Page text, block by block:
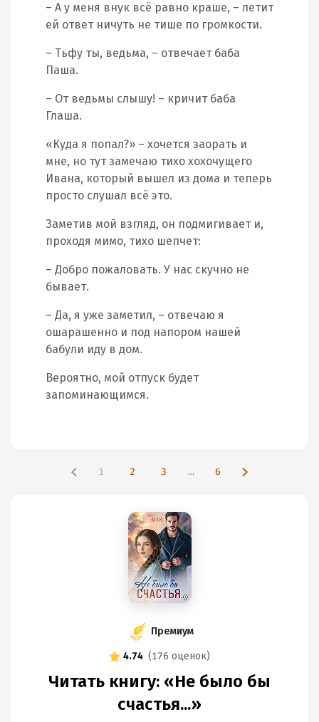
– А у меня внук всё равно краше, – летит
ей ответ ничуть не тише по громкости.
– Тьфу ты, ведьма, – отвечает баба
Паша.
– От ведьмы слышу! – кричит баба
Глаша.
«Куда я попал?» – хочется заорать и
мне, но тут замечаю тихо хохочущего
Ивана, который вышел из дома и теперь
просто слушал всё это.
Заметив мой взгляд, он подмигивает и,
проходя мимо, тихо шепчет:
– Добро пожаловать. У нас скучно не
бывает.
– Да, я уже заметил, – отвечаю я
ошарашенно и под напором нашей
бабули иду в дом.
Вероятно, мой отпуск будет
запоминающимся.
1 2 3 ... 6
Премиум
4.74 (176 оценок)
Читать книгу: «Не было бы
счастья...»